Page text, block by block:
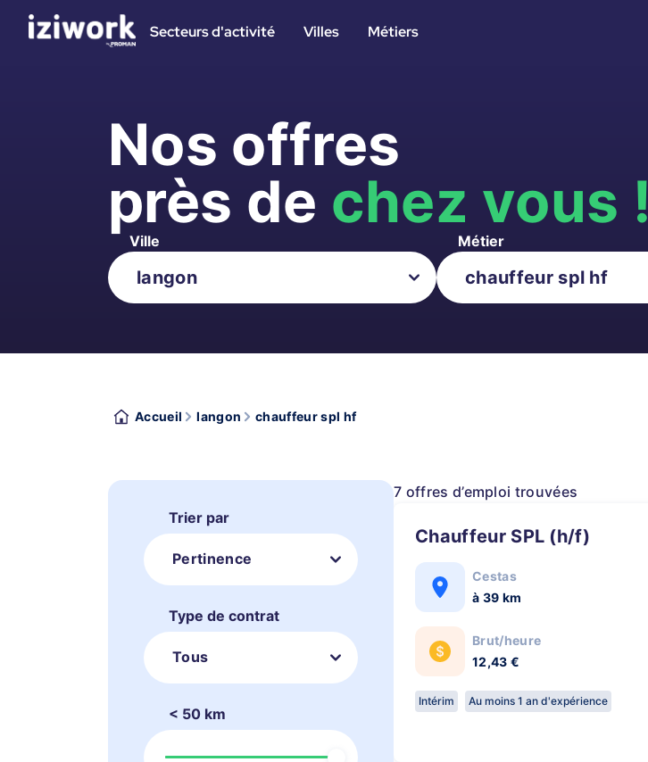
Secteurs d'activité Villes Métiers
Nos offres
près de chez vous !
Ville Métier
Accueil langon chauffeur spl hf
Trier par
Pertinence
Type de contrat
Tous
< 50 km
7 offres d’emploi trouvées
Chauffeur SPL (h/f)
Cestas
à 39 km
Brut/heure
12,43 €
Intérim Au moins 1 an d'expérience